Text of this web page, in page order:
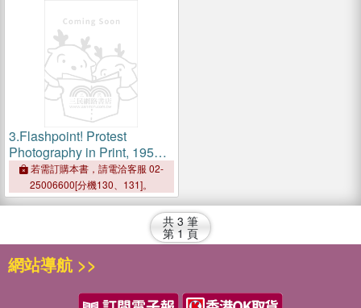
3.Flashpoint! Protest
Photography in Print, 1950-
Present
若需訂購本書，請電洽客服 02-
25006600[分機130、131]。
共 3 筆
第 1 頁
網站導航 >>